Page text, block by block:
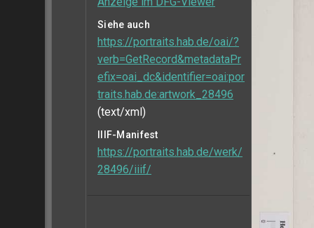
Siehe auch
https://portraits.hab.de/oai/?
verb=GetRecord&metadataPr
efix=oai_dc&identifier=oai:por
traits.hab.de:artwork_28496
(text/xml)
IIIF-Manifest
https://portraits.hab.de/werk/
28496/iiif/